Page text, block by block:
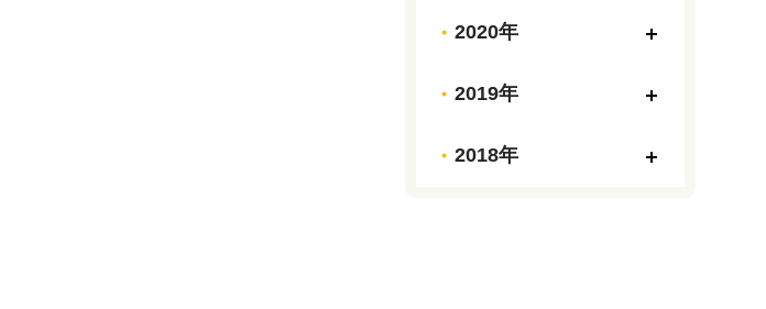
2020年
2019年
2018年